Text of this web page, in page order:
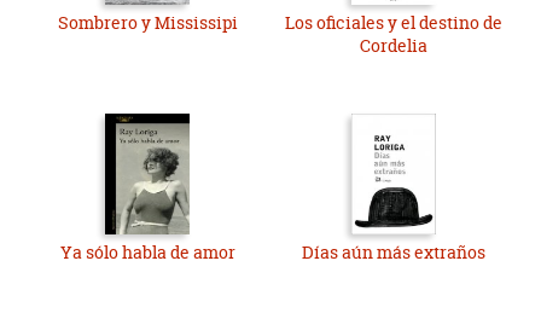
Sombrero y Mississipi
Los oficiales y el destino de
Cordelia
Ya sólo habla de amor Días aún más extraños